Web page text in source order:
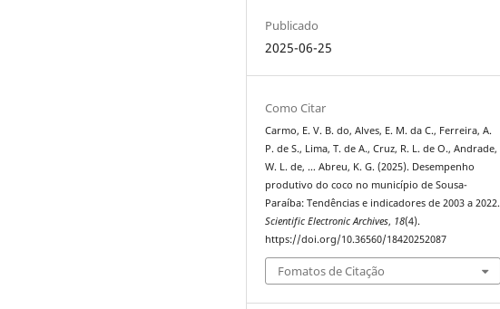
Publicado
2025-06-25
Como Citar
Carmo, E. V. B. do, Alves, E. M. da C., Ferreira, A.
P. de S., Lima, T. de A., Cruz, R. L. de O., Andrade,
W. L. de, … Abreu, K. G. (2025). Desempenho
produtivo do coco no município de Sousa-
Paraíba: Tendências e indicadores de 2003 a 2022.
Scientific Electronic Archives, 18(4).
https://doi.org/10.36560/18420252087
Fomatos de Citação